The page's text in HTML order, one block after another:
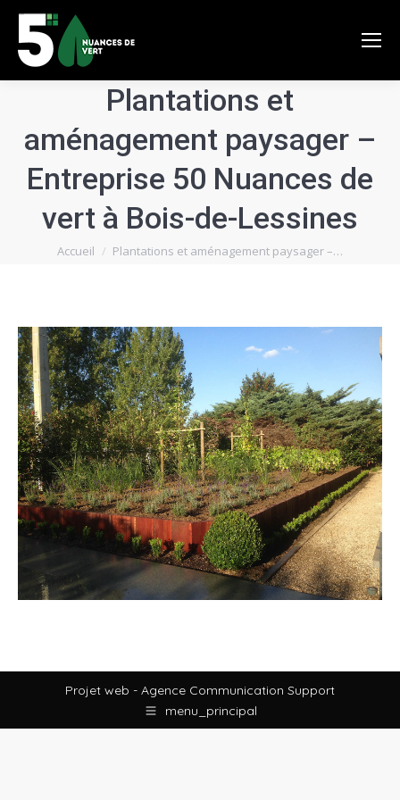
Plantations et
aménagement paysager –
Entreprise 50 Nuances de
vert à Bois-de-Lessines
Vous êtes ici :
Accueil Plantations et aménagement paysager –…
Projet web - Agence Communication Support
menu_principal